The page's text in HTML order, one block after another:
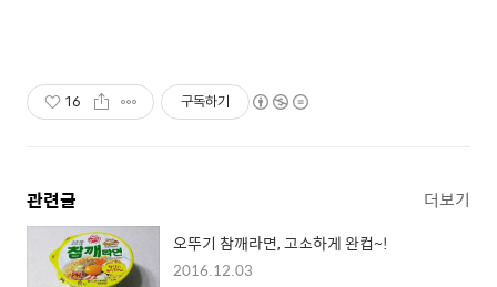
16 구독하기
관련글 더보기
오뚜기 참깨라면, 고소하게 완컵~!
2016.12.03